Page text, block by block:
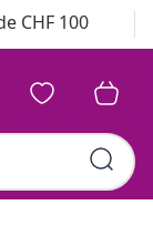
CHF 100